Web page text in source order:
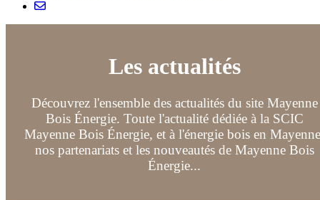
Les actualités
Découvrez l'ensemble des actualités du site Mayenne
Bois Énergie. Toute l'actualité dédiée à la SCIC
Mayenne Bois Énergie, et à l'énergie bois en
nos partenariats et les nouveautés de Mayenne Bois
Énergie...